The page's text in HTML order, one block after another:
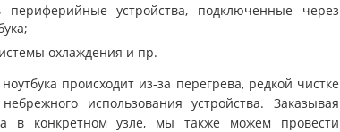
периферийные устройства, подключенные через
охлаждения и пр.
происходит из-за перегрева, редкой чистке
использования устройства. Заказывая
в конкретном узле, мы также можем провести